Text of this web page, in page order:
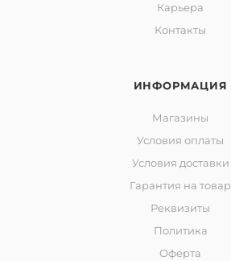
Карьера
Контакты
ИНФОРМАЦИЯ
Магазины
Условия оплаты
Условия доставки
Гарантия на товар
Реквизиты
Политика
Оферта